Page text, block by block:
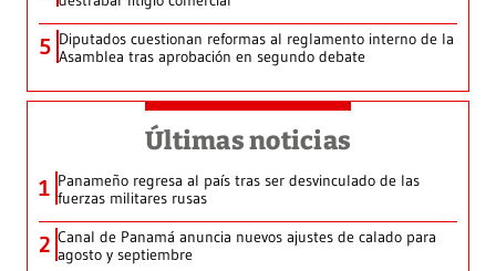
5 Diputados cuestionan reformas al reglamento interno de la
Asamblea tras aprobación en segundo debate
Últimas noticias
1 Panameño regresa al país tras ser desvinculado de las
fuerzas militares rusas
2 Canal de Panamá anuncia nuevos ajustes de calado para
agosto y septiembre